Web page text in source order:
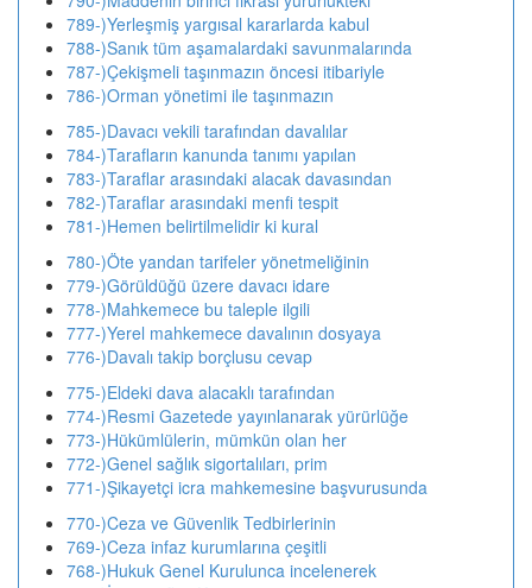
789-)Yerleşmiş yargısal kararlarda kabul
788-)Sanık tüm aşamalardaki savunmalarında
787-)Çekişmeli taşınmazın öncesi itibariyle
786-)Orman yönetimi ile taşınmazın
785-)Davacı vekili tarafından davalılar
784-)Tarafların kanunda tanımı yapılan
783-)Taraflar arasındaki alacak davasından
782-)Taraflar arasındaki menfi tespit
781-)Hemen belirtilmelidir ki kural
780-)Öte yandan tarifeler yönetmeliğinin
779-)Görüldüğü üzere davacı idare
778-)Mahkemece bu taleple ilgili
777-)Yerel mahkemece davalının dosyaya
776-)Davalı takip borçlusu cevap
775-)Eldeki dava alacaklı tarafından
774-)Resmi Gazetede yayınlanarak yürürlüğe
773-)Hükümlülerin, mümkün olan her
772-)Genel sağlık sigortalıları, prim
771-)Şikayetçi icra mahkemesine başvurusunda
770-)Ceza ve Güvenlik Tedbirlerinin
769-)Ceza infaz kurumlarına çeşitli
768-)Hukuk Genel Kurulunca incelenerek